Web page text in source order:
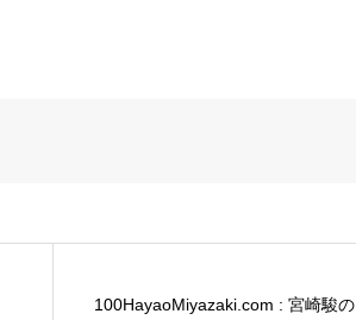
100HayaoMiyazaki.com : 宮崎駿の